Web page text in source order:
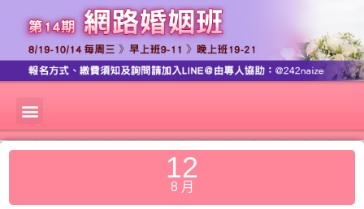
12
8 月